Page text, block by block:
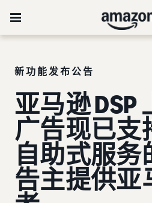
新功能发布公告
亚马逊 DSP
广告现已支
自助式服务
告主提供亚